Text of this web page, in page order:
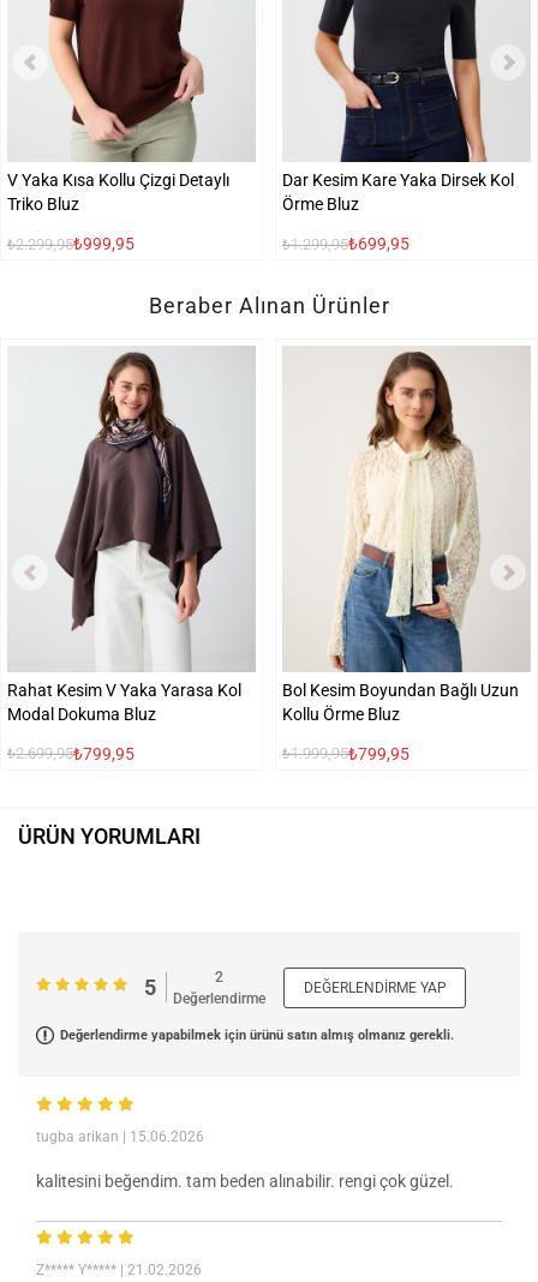
V Yaka Kısa Kollu Çizgi Detaylı
Triko Bluz
₺2.299,95₺999,95
Dar Kesim Kare Yaka Dirsek Kol
Örme Bluz
₺1.299,95₺699,95
Beraber Alınan Ürünler
Rahat Kesim V Yaka Yarasa Kol
Modal Dokuma Bluz
₺2.699,95₺799,95
Bol Kesim Boyundan Bağlı Uzun
Kollu Örme Bluz
₺1.999,95₺799,95
ÜRÜN YORUMLARI
5
2
Değerlendirme
DEĞERLENDIRME YAP
Değerlendirme yapabilmek için ürünü satın almış olmanız gerekli.
tugba arikan | 15.06.2026
kalitesini beğendim. tam beden alınabilir. rengi çok güzel.
Z***** Y***** | 21.02.2026